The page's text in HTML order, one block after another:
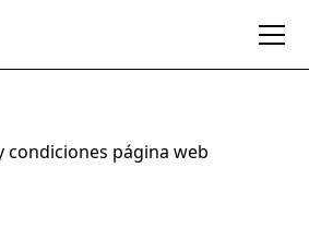
condiciones página web